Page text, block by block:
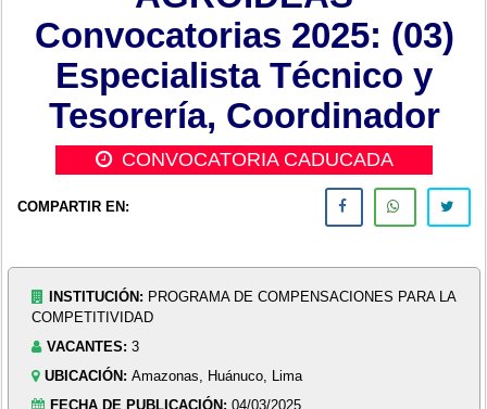
Convocatorias 2025: (03)
Especialista Técnico y
Tesorería, Coordinador
CONVOCATORIA CADUCADA
COMPARTIR EN:
INSTITUCIÓN: PROGRAMA DE COMPENSACIONES PARA LA
COMPETITIVIDAD
VACANTES: 3
UBICACIÓN: Amazonas, Huánuco, Lima
FECHA DE PUBLICACIÓN: 04/03/2025